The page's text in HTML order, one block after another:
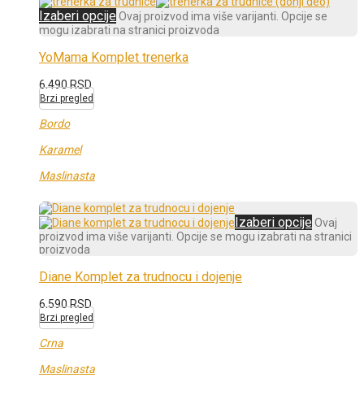
Izaberi opcije Ovaj proizvod ima više varijanti. Opcije se
mogu izabrati na stranici proizvoda
YoMama Komplet trenerka
6.490RSD
Brzi pregled
Bordo
Karamel
Maslinasta
Izaberi opcije Ovaj
proizvod ima više varijanti. Opcije se mogu izabrati na stranici
proizvoda
Diane Komplet za trudnocu i dojenje
6.590RSD
Brzi pregled
Crna
Maslinasta